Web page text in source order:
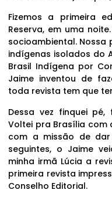
Fizemos a primeira
Reserva, em uma
socioambiental. Nossa
indígenas isolados do
Brasil Indígena por
Jaime inventou de
toda revista tem que
Dessa vez finquei
Voltei pra Brasília
com a missão de
seguintes, o Jaime
minha irmã Lúcia a
primeira revista
Conselho Editorial.